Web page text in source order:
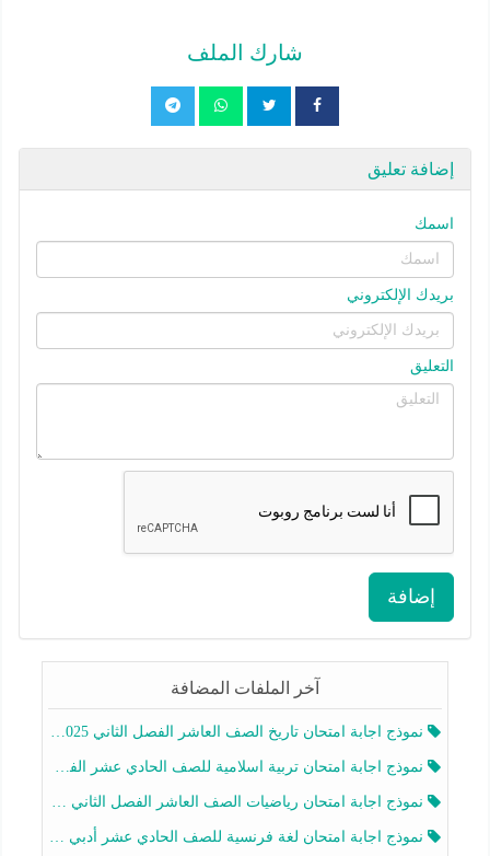
شارك الملف
إضافة تعليق
اسمك
بريدك الإلكتروني
التعليق
إضافة
آخر الملفات المضافة
نموذج اجابة امتحان تاريخ الصف العاشر الفصل الثاني 2025-2026
نموذج اجابة امتحان تربية اسلامية للصف الحادي عشر الفصل الثاني 2025-2026
نموذج اجابة امتحان رياضيات الصف العاشر الفصل الثاني 2025-2026
نموذج اجابة امتحان لغة فرنسية للصف الحادي عشر أدبي الفصل الثاني 2025-2026